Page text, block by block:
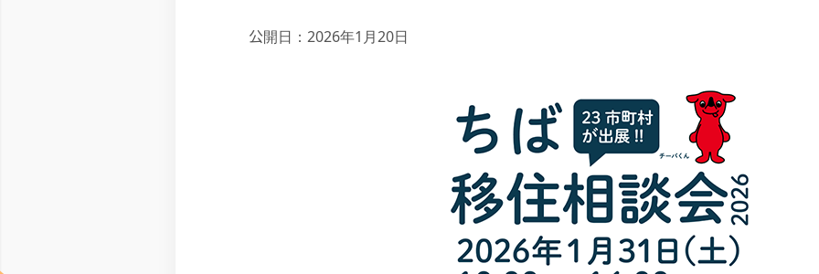
公開日：2026年1月20日